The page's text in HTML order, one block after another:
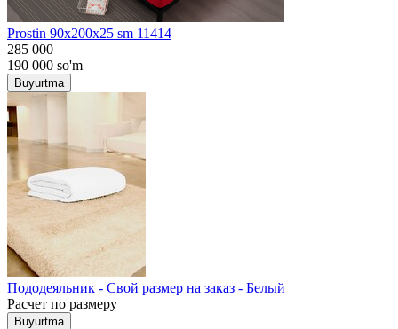
Prostin 90x200x25 sm 11414
285 000
190 000 so'm
Buyurtma
Пододеяльник - Свой размер на заказ - Белый
Расчет по размеру
Buyurtma